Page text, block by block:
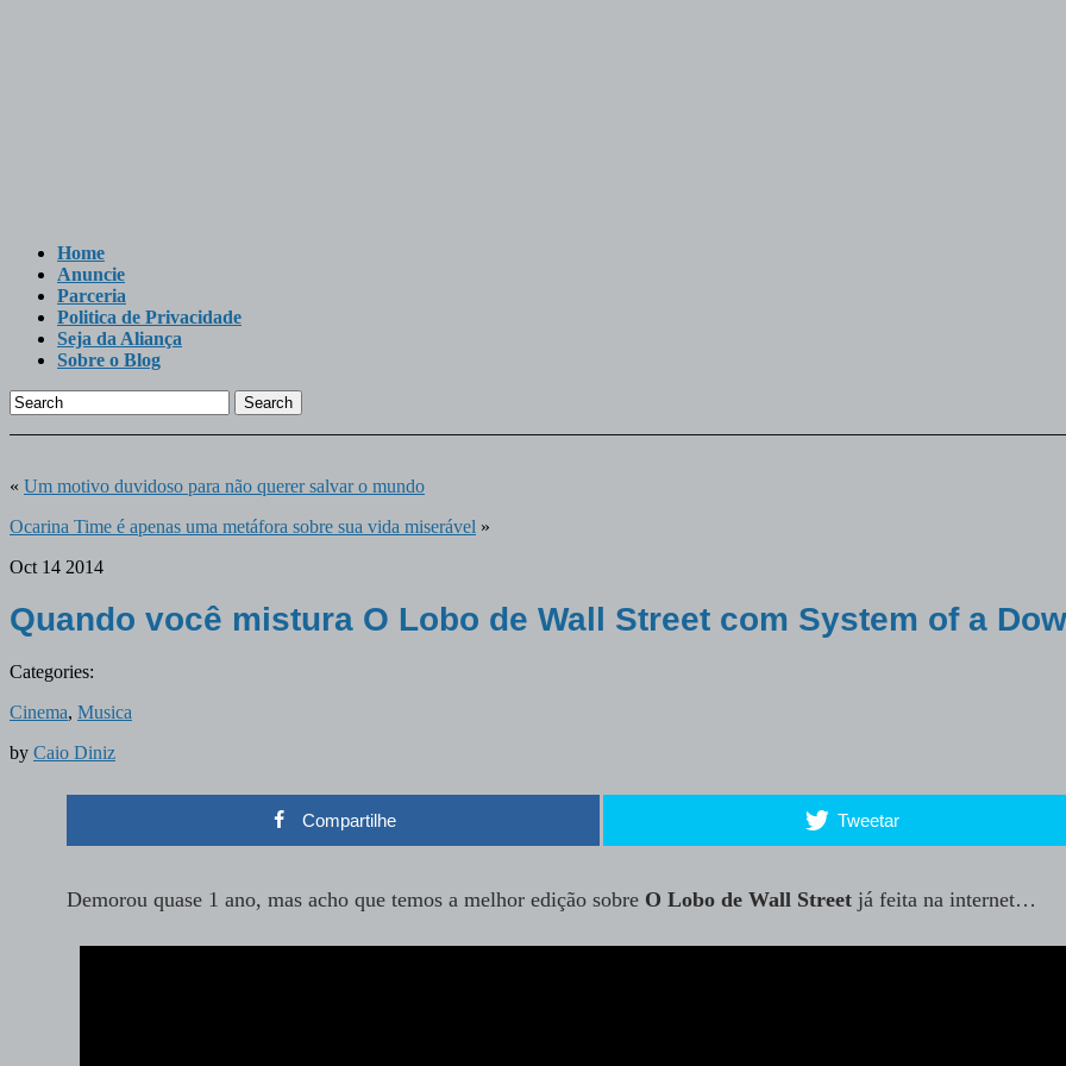
Home
Anuncie
Parceria
Politica de Privacidade
Seja da Aliança
Sobre o Blog
Search
« Um motivo duvidoso para não querer salvar o mundo
Ocarina Time é apenas uma metáfora sobre sua vida miserável »
Oct 14 2014
Quando você mistura O Lobo de Wall Street com System of a
Categories:
Cinema, Musica
by Caio Diniz
Compartilhe Tweetar
Demorou quase 1 ano, mas acho que temos a melhor edição sobre O Lobo de Wall Street já feita na internet…